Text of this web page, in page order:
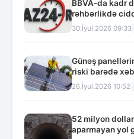
BBVA-da kadr
rəhbərlikdə
30.İyul.2026 09:33
Günəş
riski barədə
26.İyul.2026 10:52
52 milyon
aparmayan yol